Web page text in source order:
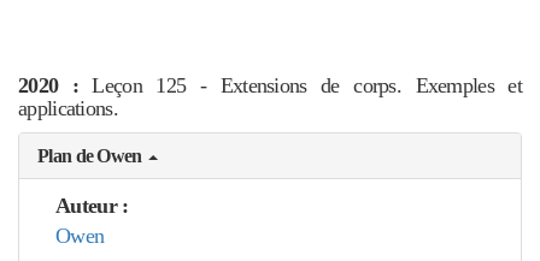
2020 : Leçon 125 - Extensions de corps. Exemples et
applications.
Plan de Owen
Auteur :
Owen